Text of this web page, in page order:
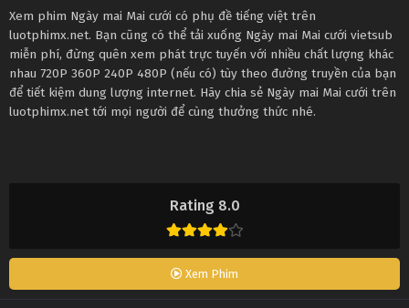
Rating 8.0
Xem Phim
Xem phim Ngày mai Mai cưới có phụ đề tiếng việt trên
luotphimx.net. Bạn cũng có thể tải xuống Ngày mai Mai cưới vietsub
miễn phí, đừng quên xem phát trực tuyến với nhiều chất lượng khác
nhau 720P 360P 240P 480P (nếu có) tùy theo đường truyền của bạn
để tiết kiệm dung lượng internet. Hãy chia sẻ Ngày mai Mai cưới trên
luotphimx.net tới mọi người để cùng thưởng thức nhé.